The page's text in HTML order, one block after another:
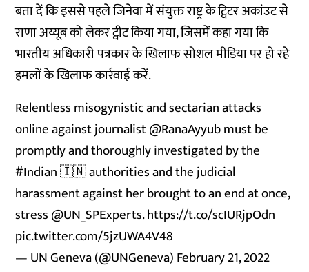
बता दें कि इससे पहले जिनेवा में संयुक्त राष्ट्र के ट्विटर अकांउट से
राणा अय्यूब को लेकर ट्वीट किया गया, जिसमें कहा गया कि
भारतीय अधिकारी पत्रकार के खिलाफ सोशल मीडिया पर हो रहे
हमलों के खिलाफ कार्रवाई करें.
Relentless misogynistic and sectarian attacks
online against journalist@RanaAyyubmust be
promptly and thoroughly investigated by the
#Indian🇮🇳 authorities and the judicial
harassment against her brought to an end at once,
stress@UN_SPExperts.https://t.co/scIURjpOdn
pic.twitter.com/5jzUWA4V48
— UN Geneva (@UNGeneva)February 21, 2022